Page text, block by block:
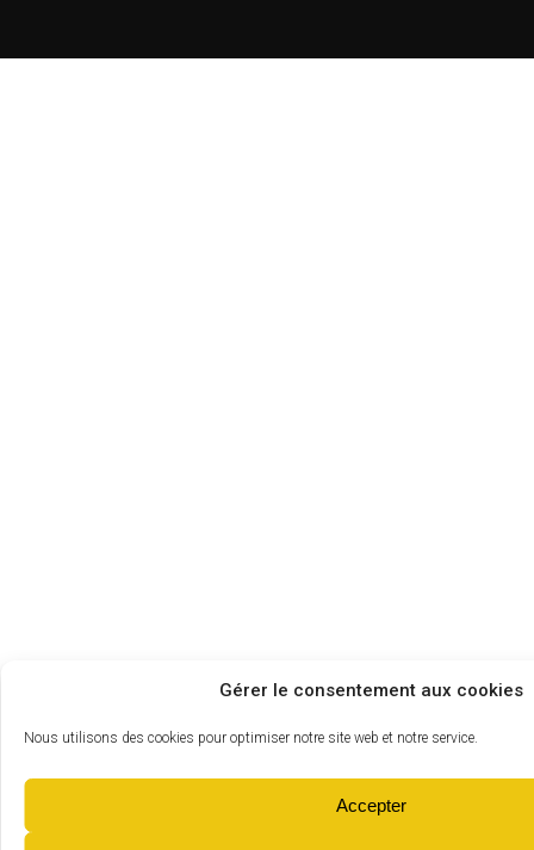
Gérer le consentement aux cookies
Nous utilisons des cookies pour optimiser notre site web et notre service.
Accepter